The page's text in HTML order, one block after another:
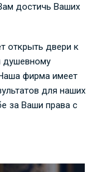
достичь Ваших
открыть двери к
душевному
фирма имеет
для наших
за Ваши права с